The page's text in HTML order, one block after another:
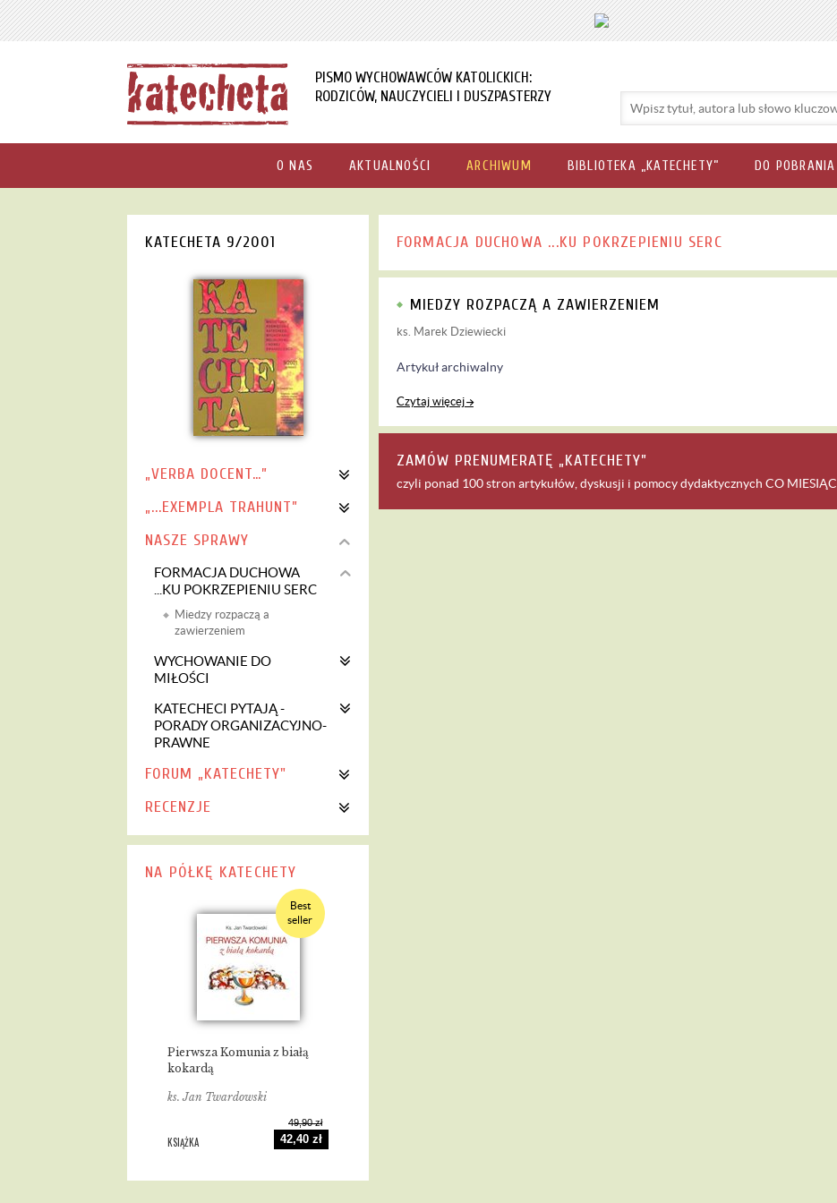
PISMO WYCHOWAWCÓW KATOLICKICH:
RODZICÓW, NAUCZYCIELI I DUSZPASTERZY
O NAS AKTUALNOŚCI ARCHIWUM BIBLIOTEKA „KATECHETY” DO POBRANIA
KATECHETA 9/2001
„VERBA DOCENT…”
„...EXEMPLA TRAHUNT”
NASZE SPRAWY
FORMACJA DUCHOWA
...KU POKRZEPIENIU SERC
Miedzy rozpaczą a
zawierzeniem
WYCHOWANIE DO
MIŁOŚCI
KATECHECI PYTAJĄ -
PORADY ORGANIZACYJNO-
PRAWNE
FORUM „KATECHETY"
RECENZJE
NA PÓŁKĘ KATECHETY
Best
seller
Pierwsza Komunia z białą
kokardą
ks. Jan Twardowski
KSIĄŻKA
49,90 zł
42,40 zł
FORMACJA DUCHOWA ...KU POKRZEPIENIU SERC
MIEDZY ROZPACZĄ A ZAWIERZENIEM
ks. Marek Dziewiecki
Artykuł archiwalny
Czytaj więcej
ZAMÓW PRENUMERATĘ „KATECHETY”
czyli ponad 100 stron artykułów, dyskusji i pomocy dydaktycznych CO MIESIĄC